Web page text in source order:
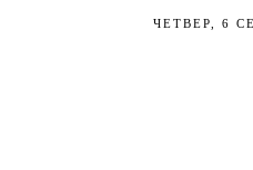
ЧЕТВЕР, 6